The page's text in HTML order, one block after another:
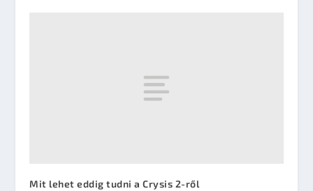
Mit lehet eddig tudni a Crysis 2-ről